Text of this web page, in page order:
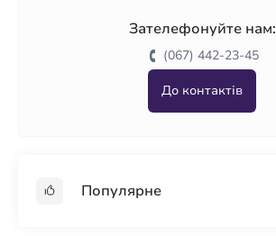
Зателефонуйте нам:
(067) 442-23-45
До контактів
Популярне